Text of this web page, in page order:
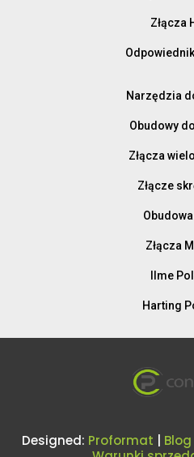
Złącza
Narzędzia
Obudowy
Złącza
Złącze
Złącza
Ilme
Harting
Designed: Proformat Blog